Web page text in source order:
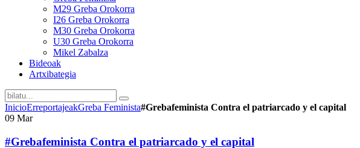
M29 Greba Orokorra
I26 Greba Orokorra
M30 Greba Orokorra
U30 Greba Orokorra
Mikel Zabalza
Bideoak
Artxibategia
InicioErreportajeakGreba Feminista#Grebafeminista Contra el patriarcado y el capital
09 Mar
#Grebafeminista Contra el patriarcado y el capital